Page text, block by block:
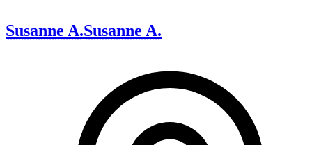
Susanne A.Susanne A.